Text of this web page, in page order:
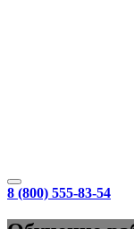
8 (800) 555-83-54